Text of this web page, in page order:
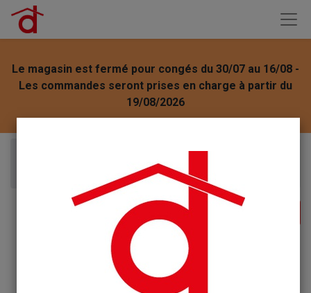
Le magasin est fermé pour congés du 30/07 au 16/08 -
Les commandes seront prises en charge à partir du
19/08/2026
Etamine du Lys Purificateur d'aspirateur 50g